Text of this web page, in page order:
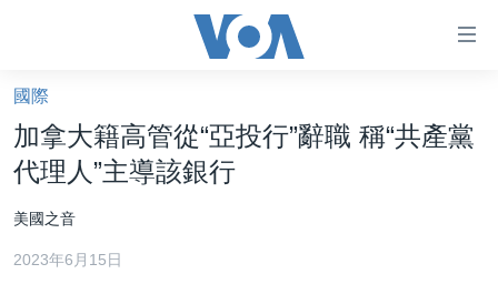
礙
鏈
接
轉
內
美國大選2024
國際
加拿大籍高管從“亞投行”辭職 稱“共產黨
代理人”主導該銀行
美國之音
2023年6月15日